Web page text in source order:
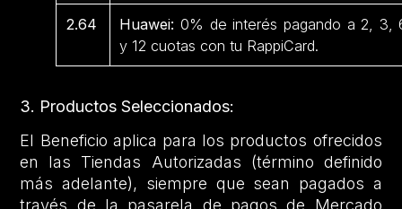
2.64 Huawei: 0% de interés pagando a 2, 3,
y 12 cuotas con tu RappiCard.
3. Productos Seleccionados:
El Beneficio aplica para los productos ofrecidos
en las Tiendas Autorizadas (término definido
más adelante), siempre que sean pagados a
través de la pasarela de pagos de Mercado